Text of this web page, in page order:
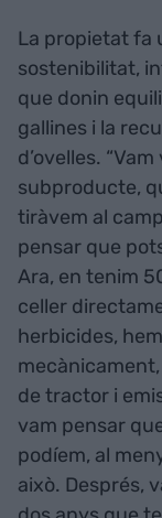
La propietat fa
sostenibilitat,
que donin
gallines i la
d’ovelles.
subproducte,
tiràvem al
pensar que
Ara, en tenim
celler
herbicides,
de tractor i
vam pensar
podíem, al
això. Després,